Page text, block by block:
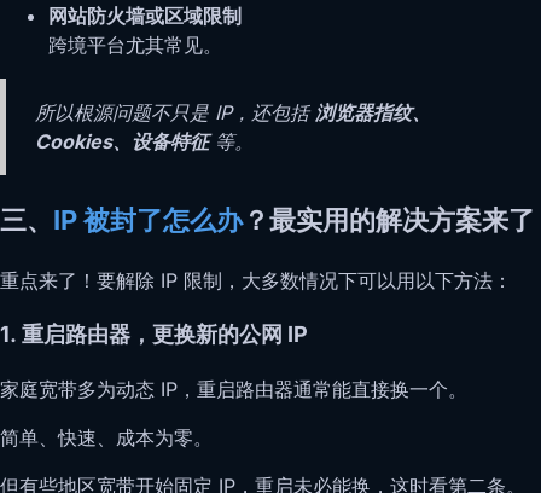
网站防火墙或区域限制
跨境平台尤其常见。
所以根源问题不只是 IP，还包括 浏览器指纹、
Cookies、设备特征等。
三、 IP 被封了怎么办？最实用的解决方案来了
重点来了！要解除 IP 限制，大多数情况下可以用以下方法：
1. 重启路由器，更换新的公网 IP
家庭宽带多为动态 IP，重启路由器通常能直接换一个。
简单、快速、成本为零。
但有些地区宽带开始固定 IP，重启未必能换，这时看第二条。